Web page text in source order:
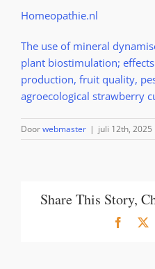
Homeopathie.nl
The use of mineral
plant biostimulation;
production, fruit quality,
agroecological strawberry
Doorwebmaster | juli 12th, 2025
Share This Story,